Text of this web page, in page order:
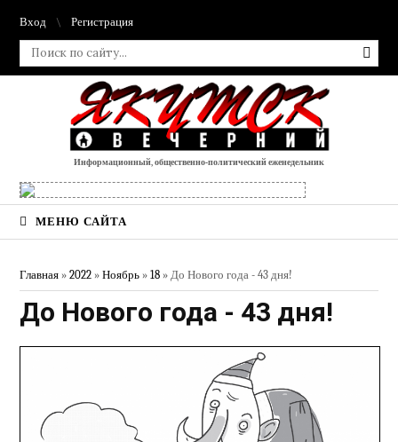
Вход Регистрация
Информационный, общественно-политический еженедельник
МЕНЮ САЙТА
Главная »2022 » Ноябрь » 18 » До Нового года - 43 дня!
До Нового года - 43 дня!